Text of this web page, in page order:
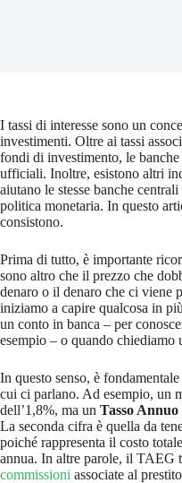
I tassi di interesse sono un
investimenti. Oltre ai tassi
fondi di investimento, le
ufficiali. Inoltre, esistono altri
aiutano le stesse banche
politica monetaria. In questo
consistono.
Prima di tutto, è importante
sono altro che il prezzo che
denaro o il denaro che ci viene
iniziamo a capire qualcosa in
un conto in banca – per
esempio – o quando chiediamo
In questo senso, è
cui ci parlano. Ad esempio, un
dell’1,8%, ma un Tasso
La seconda cifra è quella da
poiché rappresenta il costo
annua. In altre parole, il TAEG
commissioni associate al